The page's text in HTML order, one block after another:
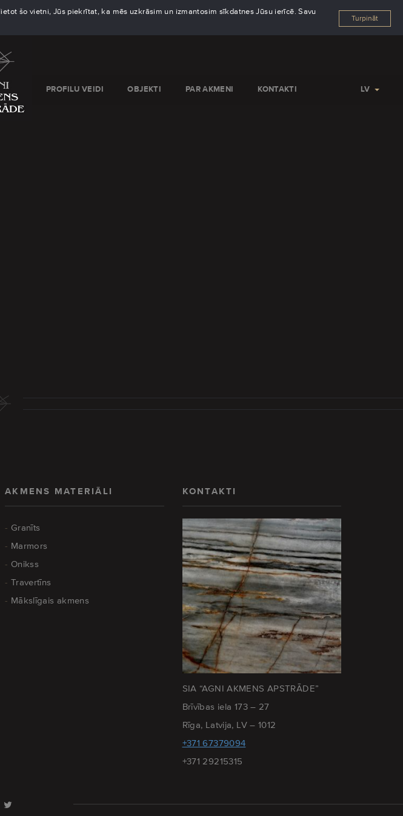
šo vietni, Jūs piekrītat, ka mēs uzkrāsim un izmantosim sīkdatnes Jūsu ierīcē. Savu
Turpināt
PROFILU VEIDI OBJEKTI PAR AKMENI KONTAKTI LV
AKMENS MATERIĀLI
Granīts
Marmors
Onikss
Travertīns
Mākslīgais akmens
KONTAKTI
SIA “AGNI AKMENS APSTRĀDE”
Brīvības iela 173 – 27
Rīga, Latvija, LV – 1012
+371 67379094
+371 29215315